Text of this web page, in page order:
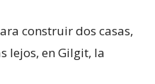
construir dos casas,
lejos, en Gilgit, la